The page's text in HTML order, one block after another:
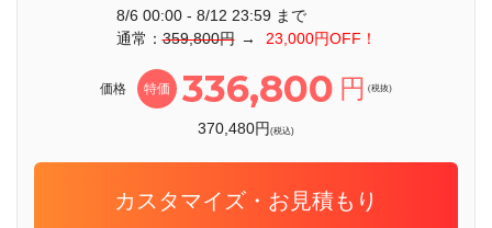
8/6 00:00 - 8/12 23:59 まで
通常：359,800円 → 23,000円OFF！
価格 特価 336,800 円 (税抜)
370,480円(税込)
カスタマイズ・お見積もり